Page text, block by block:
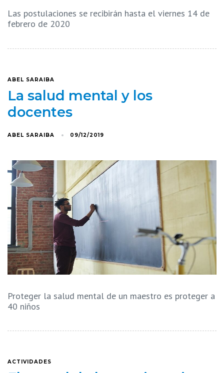
Las postulaciones se recibirán hasta el viernes 14 de
febrero de 2020
ABEL SARAIBA
La salud mental y los
docentes
ABEL SARAIBA 09/12/2019
Proteger la salud mental de un maestro es proteger a
40 niños
ACTIVIDADES